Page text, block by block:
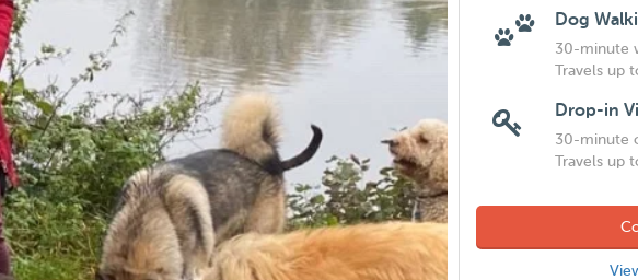
Dog
30-minute
Travels up
Drop-in
30-minute
Travels up